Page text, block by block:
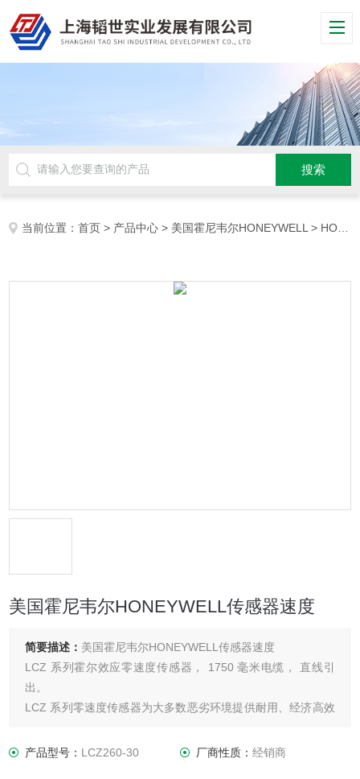
当前位置：首页 > 产品中心 > 美国霍尼韦尔HONEYWELL> HONEYWELL传感器
美国霍尼韦尔HONEYWELL传感器速度
简要描述： 美国霍尼韦尔HONEYWELL传感器速度
LCZ 系列霍尔效应零速度传感器， 1750 毫米电缆， 直线引
出。
LCZ 系列零速度传感器为大多数恶劣环境提供耐用、经济高效
产品型号： LCZ260-30 厂商性质： 经销商